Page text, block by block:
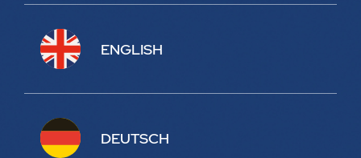
ENGLISH
DEUTSCH